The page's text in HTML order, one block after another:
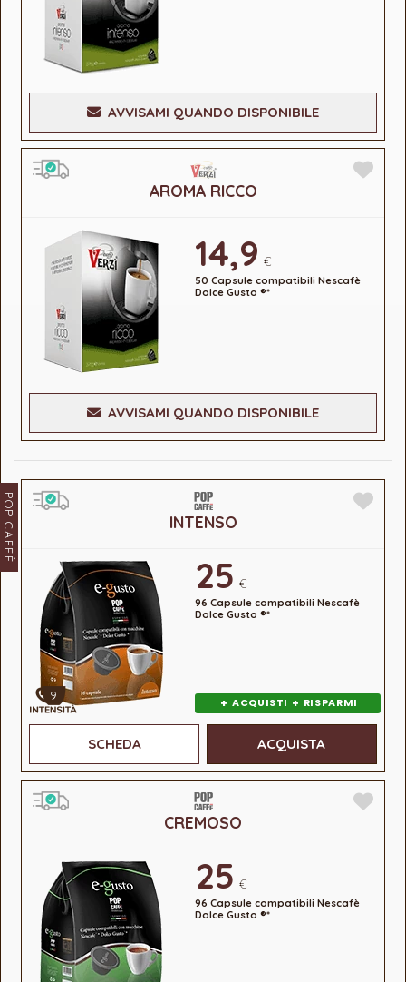
AVVISAMI QUANDO DISPONIBILE
AROMA RICCO
14,9 €
50 Capsule compatibili Nescafè
Dolce Gusto ®*
AVVISAMI QUANDO DISPONIBILE
POP CAFFÈ INTENSO
9
25 €
96 Capsule compatibili Nescafè
Dolce Gusto ®*
+ ACQUISTI + RISPARMI
SCHEDA ACQUISTA
CREMOSO
25 €
96 Capsule compatibili Nescafè
Dolce Gusto ®*